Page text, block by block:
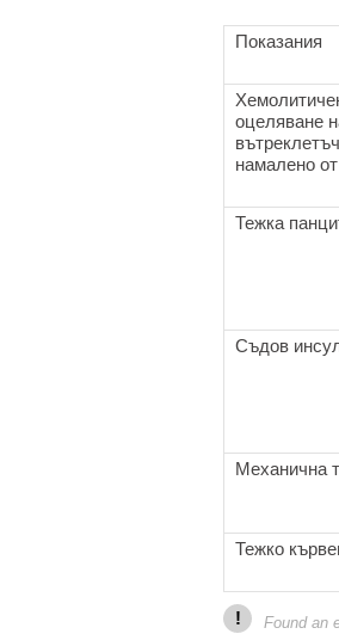
Показания
оцеляване
намалено
Тежка
Съдов
Механична
Тежко
! Found an